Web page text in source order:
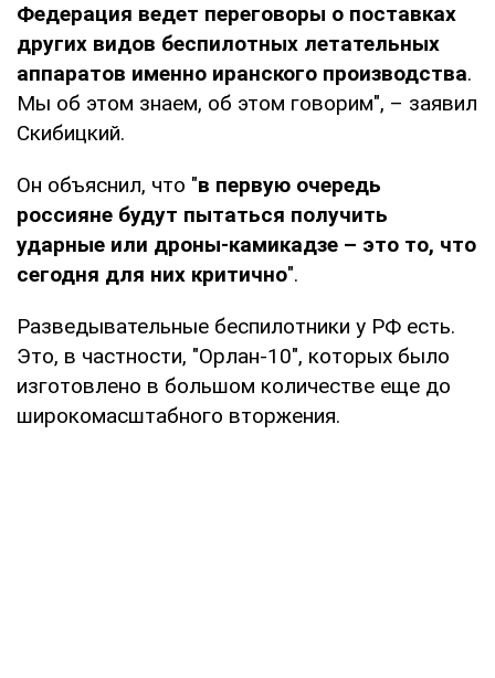
Федерация ведет переговоры о поставках
других видов беспилотных летательных
аппаратов именно иранского производства.
Мы об этом знаем, об этом говорим", – заявил
Скибицкий.
Он объяснил, что "в первую очередь
россияне будут пытаться получить
ударные или дроны-камикадзе – это то, что
сегодня для них критично".
Разведывательные беспилотники у РФ есть.
Это, в частности, "Орлан-10", которых было
изготовлено в большом количестве еще до
широкомасштабного вторжения.